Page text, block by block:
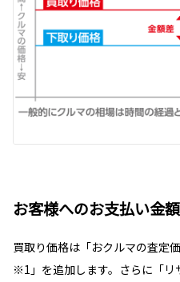
お客様へのお支払い金額
買取り価格は「おクルマの査定
※1」を追加します。さらに「